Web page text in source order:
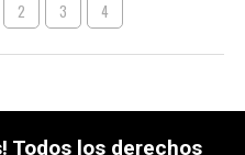
2 3 4
Todos los derechos